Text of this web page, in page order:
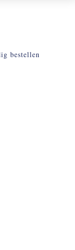
bestellen